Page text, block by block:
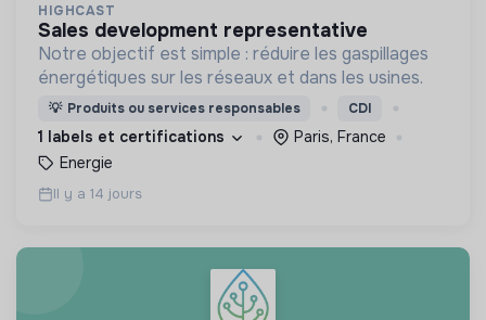
HIGHCAST
sales development representative
Notre objectif est simple : réduire les gaspillages
énergétiques sur les réseaux et dans les usines.
💡 Produits ou services responsables CDI
1 labels et certifications
Paris, France
Energie
Il y a 14 jours